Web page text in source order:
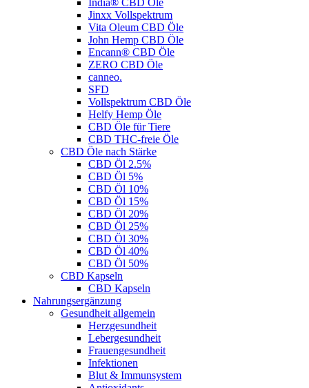
India® CBD Öle
Jinxx Vollspektrum
Vita Oleum CBD Öle
John Hemp CBD Öle
Encann® CBD Öle
ZERO CBD Öle
canneo.
SFD
Vollspektrum CBD Öle
Helfy Hemp Öle
CBD Öle für Tiere
CBD THC-freie Öle
CBD Öle nach Stärke
CBD Öl 2.5%
CBD Öl 5%
CBD Öl 10%
CBD Öl 15%
CBD Öl 20%
CBD Öl 25%
CBD Öl 30%
CBD Öl 40%
CBD Öl 50%
CBD Kapseln
CBD Kapseln
Nahrungsergänzung
Gesundheit allgemein
Herzgesundheit
Lebergesundheit
Frauengesundheit
Infektionen
Blut & Immunsystem